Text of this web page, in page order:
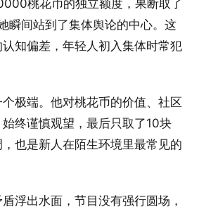
桃花币的独立额度，果断取了
瞬间站到了集体舆论的中心。这
知偏差，年轻人初入集体时常犯
极端。他对桃花币的价值、社区
终谨慎观望，最后只取了10块
也是新人在陌生环境里最常见的
浮出水面，节目没有强行圆场，